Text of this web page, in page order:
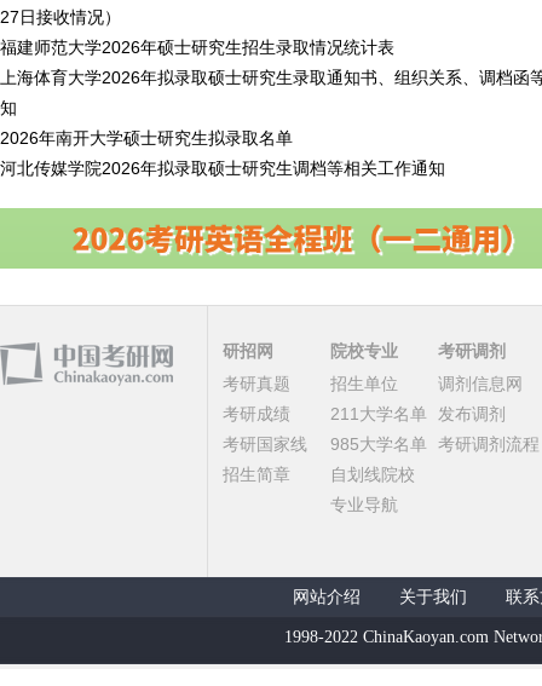
27日接收情况）
福建师范大学2026年硕士研究生招生录取情况统计表
上海体育大学2026年拟录取硕士研究生录取通知书、组织关系、调档函
知
2026年南开大学硕士研究生拟录取名单
河北传媒学院2026年拟录取硕士研究生调档等相关工作通知
研招网
考研真题
考研成绩
考研国家线
招生简章
院校专业
招生单位
211大学名单
985大学名单
自划线院校
专业导航
考研调剂
调剂信息网
发布调剂
考研调剂流程
网站介绍 关于我们 联
1998-2022 ChinaKaoyan.com